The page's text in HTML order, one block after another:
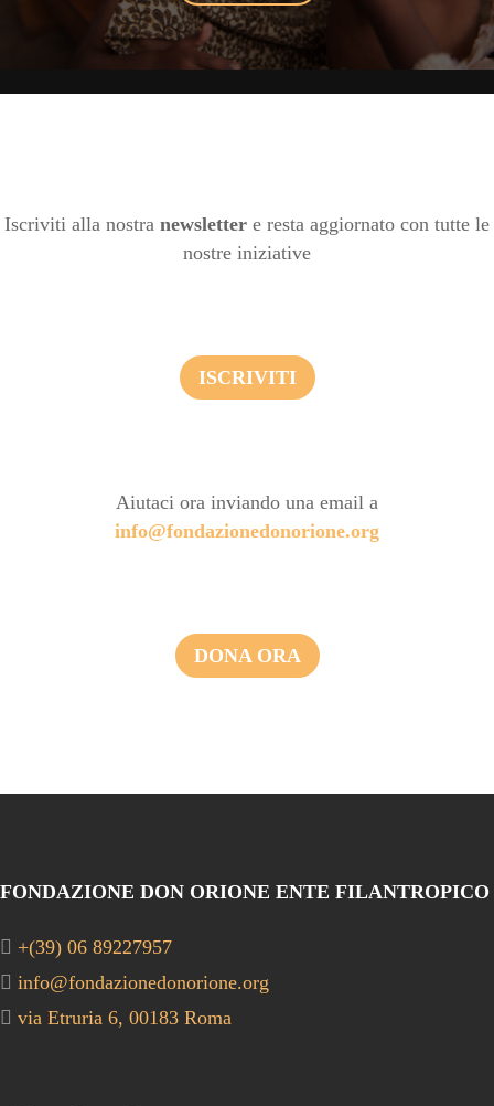
Iscriviti alla nostra newsletter e resta aggiornato con tutte le
nostre iniziative
ISCRIVITI
Aiutaci ora inviando una email a
info@fondazionedonorione.org
DONA ORA
FONDAZIONE DON ORIONE ENTE FILANTROPICO
+(39) 06 89227957
info@fondazionedonorione.org
via Etruria 6, 00183 Roma